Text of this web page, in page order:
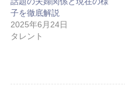
子を徹底解説
2025年6月24日
タレント